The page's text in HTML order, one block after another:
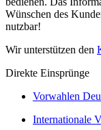
Wünschen des
nutzbar!
Wir unterstützen den
Direkte Einsprünge
Vorwahlen
Internationale